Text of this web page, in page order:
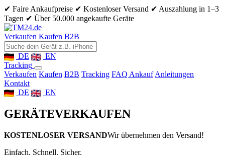
✔ Faire Ankaufpreise ✔ Kostenloser Versand ✔ Auszahlung in 1–3
Tagen ✔ Über 50.000 angekaufte Geräte
Verkaufen Kaufen B2B
DE
EN
Tracking
Verkaufen Kaufen B2B Tracking FAQ Ankauf Anleitungen
Kontakt
DE
EN
GERÄTEVERKAUFEN
KOSTENLOSER VERSANDWir übernehmen den Versand!
Einfach. Schnell. Sicher.